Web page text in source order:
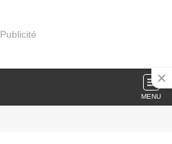
Publicité
MENU